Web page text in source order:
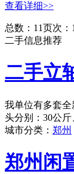
查看详细>>
总数：1 1页次：
二手信息推荐
二手立
我单位有多套
头分别：30公
城市分类： 郑州
郑州闲